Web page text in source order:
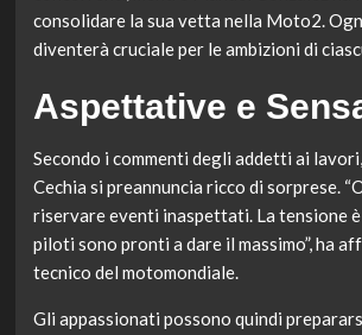
consolidare la sua vetta nella Moto2.
diventerà cruciale per le ambizioni di
Aspettative e
Secondo i commenti degli addetti ai
Cechia si preannuncia ricco di sorprese.
riservare eventi inaspettati. La tensione è
piloti sono pronti a dare il massimo”, ha
tecnico del motomondiale.
Gli appassionati possono quindi